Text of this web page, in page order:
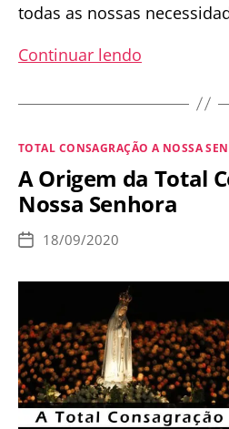
todas as nossas
Continuar lendo
DA
DE
MARIA
SANTÍSSIMA
Categorias
TOTAL CONSAGRAÇÃO A NOSSA
A Origem da Total
Nossa Senhora
Data
publicação
18/09/2020